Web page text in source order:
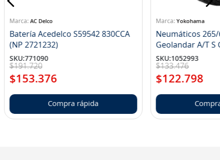
AC Delco
Batería Acedelco S59542 830CCA
(NP 2721232)
SKU:771090
$191.720
$153.376
Compra rápida
Yokohama
Neumáticos 265/
SKU:1052993
$133.476
$122.798